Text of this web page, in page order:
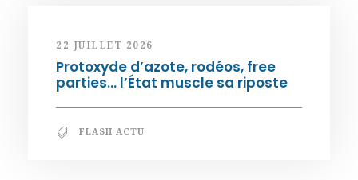
22 JUILLET 2026
Protoxyde d’azote, rodéos, free
parties… l’État muscle sa riposte
FLASH ACTU